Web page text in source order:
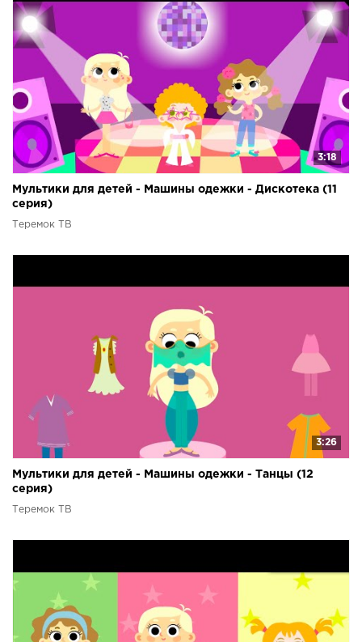
3:18
Мультики для детей - Машины одежки - Дискотека (11
серия)
Теремок ТВ
3:26
Мультики для детей - Машины одежки - Танцы (12
серия)
Теремок ТВ